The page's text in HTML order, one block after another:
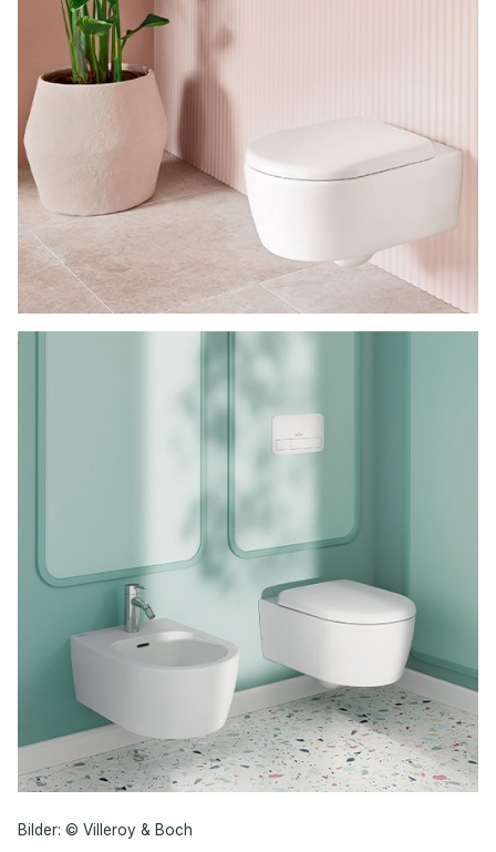
Bilder: © Villeroy & Boch